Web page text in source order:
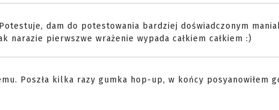
dam do potestowania bardziej doświadczonym
narazie pierwszwe wrażenie wypada całkiem całkiem :)
Poszła kilka razy gumka hop-up, w końcy posyanowiłem